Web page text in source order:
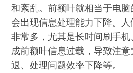
和紊乱。前额叶就相当于电
会出现信息处理能力下降。
非常多，尤其是长时间刷手
成前额叶信息过载，导致注
退、处理问题效率下降等。